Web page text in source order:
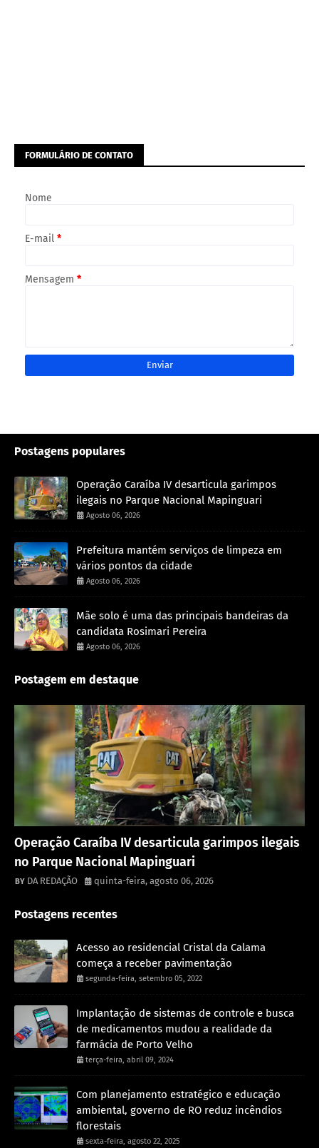
FORMULÁRIO DE CONTATO
Nome
E-mail *
Mensagem *
Postagens populares
Operação Caraíba IV desarticula garimpos
ilegais no Parque Nacional Mapinguari
Agosto 06, 2026
Prefeitura mantém serviços de limpeza em
vários pontos da cidade
Agosto 06, 2026
Mãe solo é uma das principais bandeiras da
candidata Rosimari Pereira
Agosto 06, 2026
Postagem em destaque
Operação Caraíba IV desarticula garimpos ilegais
no Parque Nacional Mapinguari
DA REDAÇÃO quinta-feira, agosto 06, 2026
Postagens recentes
Acesso ao residencial Cristal da Calama
começa a receber pavimentação
segunda-feira, setembro 05, 2022
Implantação de sistemas de controle e busca
de medicamentos mudou a realidade da
farmácia de Porto Velho
terça-feira, abril 09, 2024
Com planejamento estratégico e educação
ambiental, governo de RO reduz incêndios
florestais
sexta-feira, agosto 22, 2025